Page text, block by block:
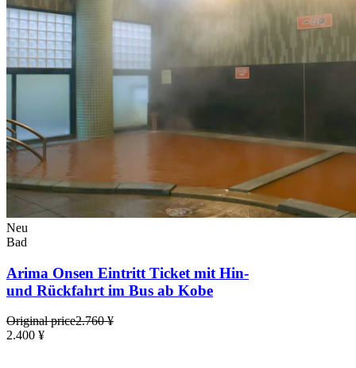
Neu
Bad
Arima Onsen Eintritt Ticket mit Hin-
und Rückfahrt im Bus ab Kobe
Original price2.760 ¥
2.400 ¥